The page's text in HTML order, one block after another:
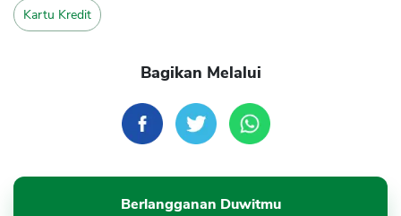
Kartu Kredit
Bagikan Melalui
Berlangganan Duwitmu